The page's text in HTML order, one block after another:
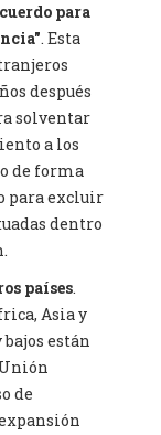
para
. Esta
después
solventar
a los
de forma
para excluir
dentro
países.
Asia y
están
de